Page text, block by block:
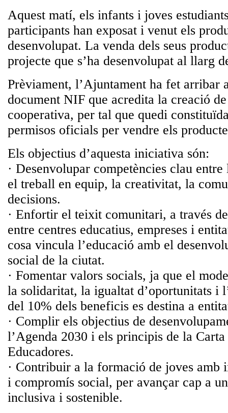
Aquest matí, els infants i joves
participants han exposat i venut els
desenvolupat. La venda dels seus
projecte que s’ha desenvolupat al llarg
Prèviament, l’Ajuntament ha fet arribar
document NIF que acredita la creació de
cooperativa, per tal que quedi
permisos oficials per vendre els
Els objectius d’aquesta iniciativa són:
· Desenvolupar competències clau
el treball en equip, la creativitat, la
decisions.
· Enfortir el teixit comunitari, a través
entre centres educatius, empreses i
cosa vincula l’educació amb el
social de la ciutat.
· Fomentar valors socials, ja que el
la solidaritat, la igualtat d’oportunitats i
del 10% dels beneficis es destina a
· Complir els objectius de
l’Agenda 2030 i els principis de la
Educadores.
· Contribuir a la formació de joves amb
i compromís social, per avançar cap a
inclusiva i sostenible.